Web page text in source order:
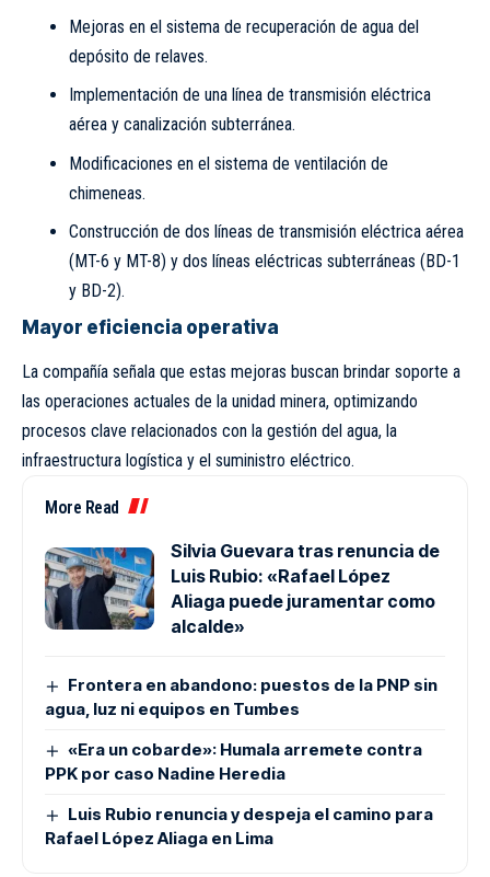
Mejoras en el sistema de recuperación de agua del
depósito de relaves.
Implementación de una línea de transmisión eléctrica
aérea y canalización subterránea.
Modificaciones en el sistema de ventilación de
chimeneas.
Construcción de dos líneas de transmisión eléctrica aérea
(MT-6 y MT-8) y dos líneas eléctricas subterráneas (BD-1
y BD-2).
Mayor eficiencia operativa
La compañía señala que estas mejoras buscan brindar soporte a
las operaciones actuales de la unidad minera, optimizando
procesos clave relacionados con la gestión del agua, la
infraestructura logística y el suministro eléctrico.
More Read
Silvia Guevara tras renuncia de
Luis Rubio: «Rafael López
Aliaga puede juramentar como
alcalde»
Frontera en abandono: puestos de la PNP sin
agua, luz ni equipos en Tumbes
«Era un cobarde»: Humala arremete contra
PPK por caso Nadine Heredia
Luis Rubio renuncia y despeja el camino para
Rafael López Aliaga en Lima